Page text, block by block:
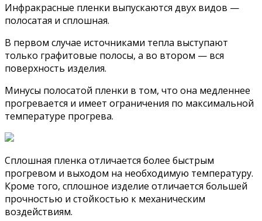
Инфракрасные пленки выпускаются двух видов —
полосатая и сплошная.
В первом случае источниками тепла выступают
только графитовые полосы, а во втором — вся
поверхность изделия.
Минусы полосатой пленки в том, что она медленнее
прогревается и имеет ограничения по максимальной
температуре прогрева.
Сплошная пленка отличается более быстрым
прогревом и выходом на необходимую температуру.
Кроме того, сплошное изделие отличается большей
прочностью и стойкостью к механическим
воздействиям.